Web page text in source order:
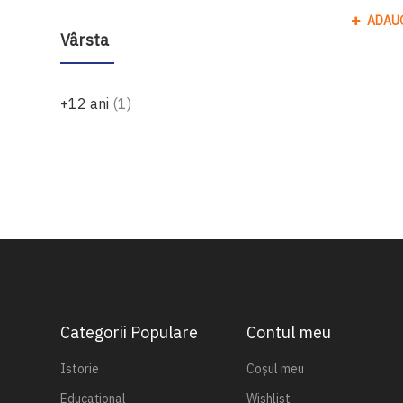
Vârsta
+12 ani 1produs
Categorii Populare
Istorie
Educațional
Contul meu
Coșul meu
Wishlist